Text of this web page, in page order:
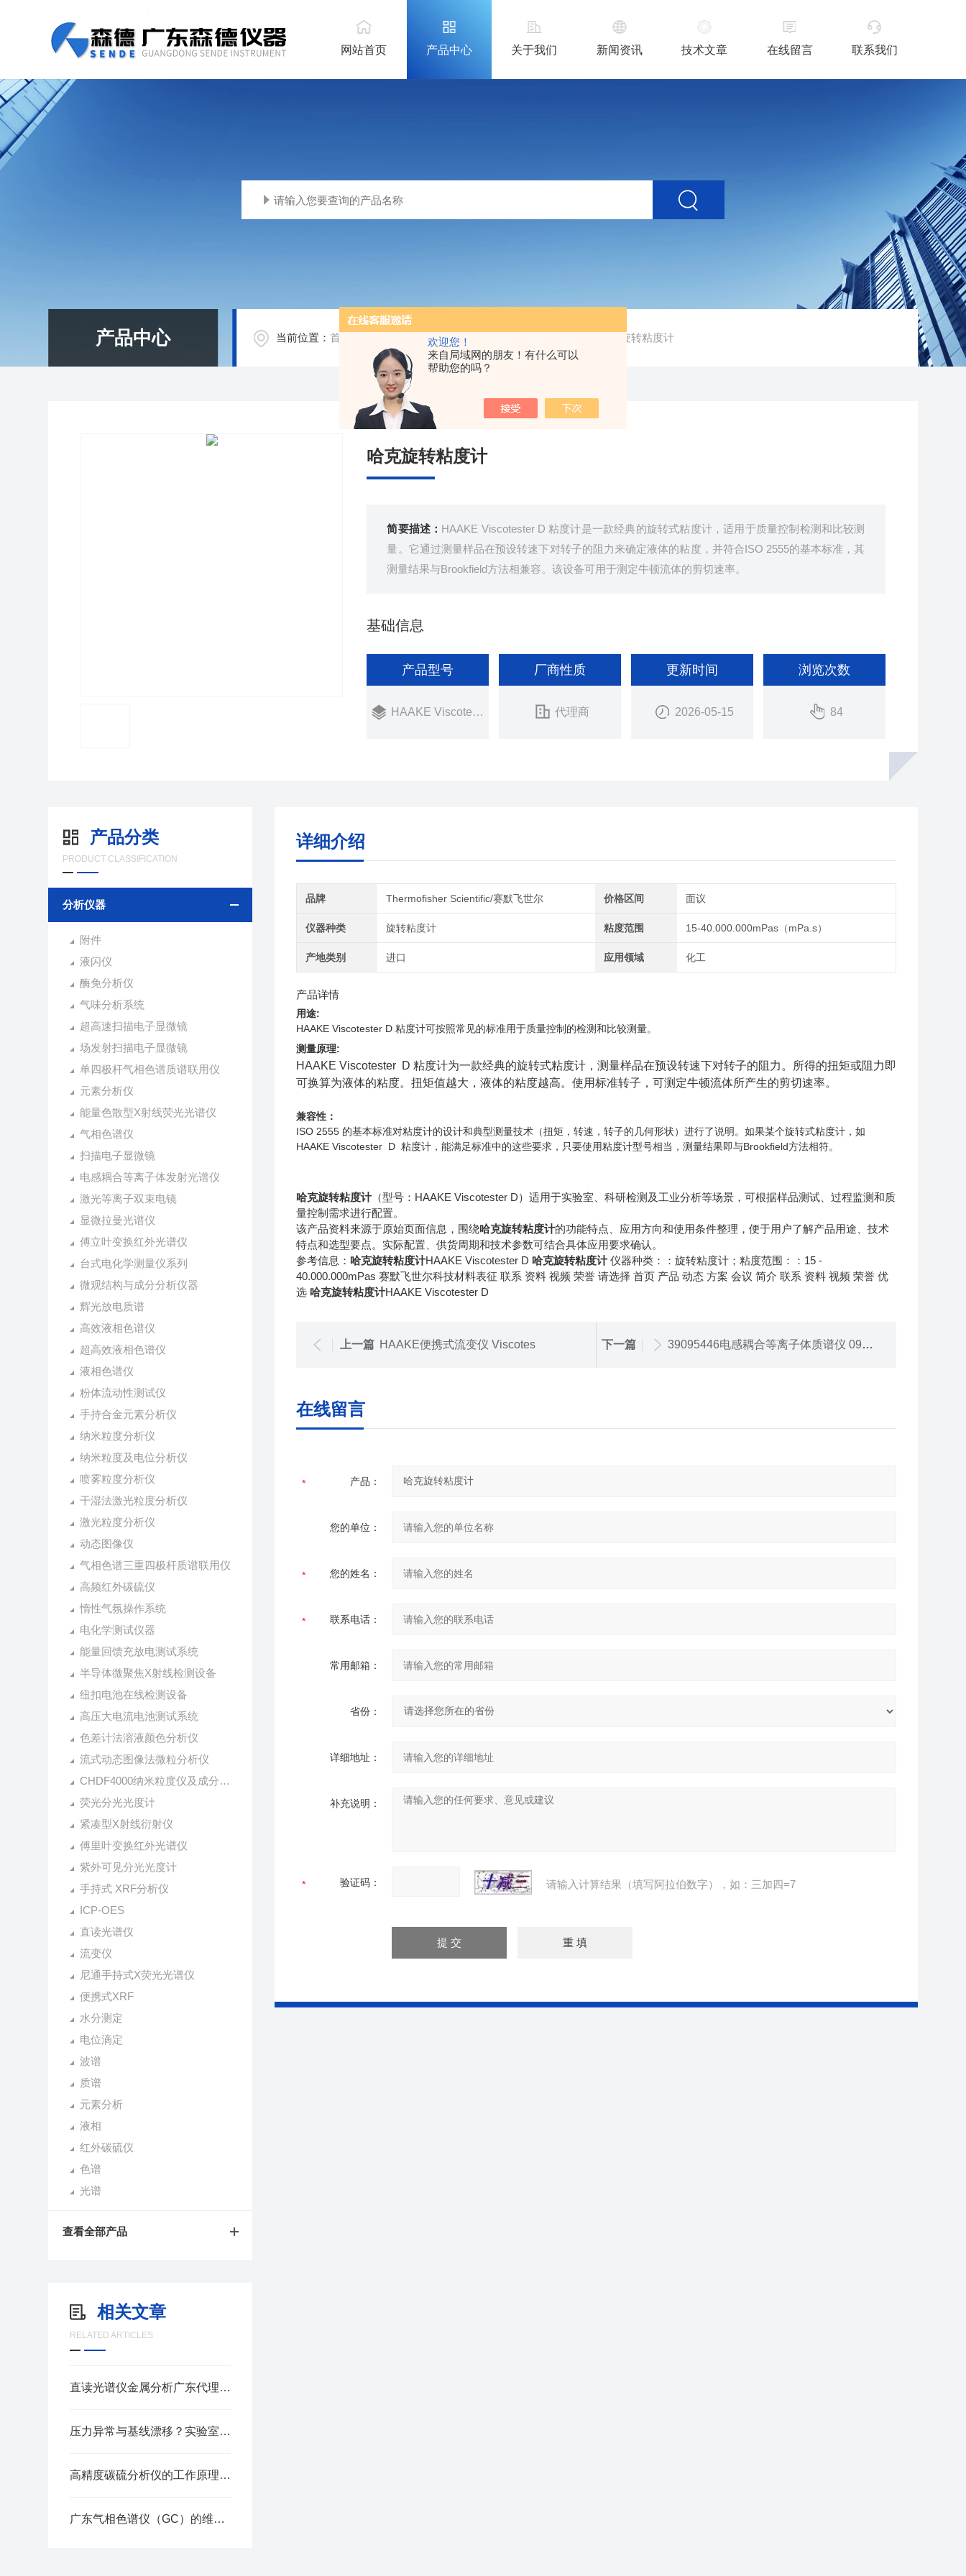
欢迎您！
来自局域网的朋友！有什么可以
帮助您的吗？
网站首页 产品中心 关于我们 新闻资讯 技术文章 在线留言 联系我们
产品中心 当前位置：首页 / /分析仪器 / HAAKE Viscotester D哈克旋转粘度计
哈克旋转粘度计
简要描述： HAAKE Viscotester D 粘度计是一款经典的旋转式粘度计，适用于质量控制检测和比较测
量。它通过测量样品在预设转速下对转子的阻力来确定液体的粘度，并符合ISO 2555的基本标准，其
测量结果与Brookfield方法相兼容。该设备可用于测定牛顿流体的剪切速率。
基础信息
产品型号
HAAKE Viscotester D
厂商性质
代理商
更新时间
2026-05-15
浏览次数
84
产品分类
PRODUCT CLASSIFICATION
分析仪器
附件
液闪仪
酶免分析仪
气味分析系统
超高速扫描电子显微镜
场发射扫描电子显微镜
单四极杆气相色谱质谱联用仪
元素分析仪
能量色散型X射线荧光光谱仪
气相色谱仪
扫描电子显微镜
电感耦合等离子体发射光谱仪
激光等离子双束电镜
显微拉曼光谱仪
傅立叶变换红外光谱仪
台式电化学测量仪系列
微观结构与成分分析仪器
辉光放电质谱
高效液相色谱仪
超高效液相色谱仪
液相色谱仪
粉体流动性测试仪
手持合金元素分析仪
纳米粒度分析仪
纳米粒度及电位分析仪
喷雾粒度分析仪
干湿法激光粒度分析仪
激光粒度分析仪
动态图像仪
气相色谱三重四极杆质谱联用仪
高频红外碳硫仪
惰性气氛操作系统
电化学测试仪器
能量回馈充放电测试系统
半导体微聚焦X射线检测设备
纽扣电池在线检测设备
高压大电流电池测试系统
色差计法溶液颜色分析仪
流式动态图像法微粒分析仪
CHDF4000纳米粒度仪及成分分析仪
荧光分光光度计
紧凑型X射线衍射仪
傅里叶变换红外光谱仪
紫外可见分光光度计
手持式 XRF分析仪
ICP-OES
直读光谱仪
流变仪
尼通手持式X荧光光谱仪
便携式XRF
水分测定
电位滴定
波谱
质谱
元素分析
液相
红外碳硫仪
色谱
光谱
查看全部产品
相关文章
RELATED ARTICLES
直读光谱仪金属分析广东代理，助力珠三角制造企业材料质控升级
压力异常与基线漂移？实验室液相色谱仪常见故障排查实战
高精度碳硫分析仪的工作原理有哪些关键点？
广东气相色谱仪（GC）的维护要点有哪些？
详细介绍
品牌 Thermofisher Scientific/赛默飞世尔 价格区间 面议
仪器种类 旋转粘度计 粘度范围 15-40.000.000mPas（mPa.s）
产地类别 进口 应用领域 化工
产品详情
用途:
HAAKE Viscotester D 粘度计可按照常见的标准用于质量控制的检测和比较测量。
测量原理:
HAAKE Viscotester D 粘度计为一款经典的旋转式粘度计，测量样品在预设转速下对转子的阻力。所得的扭矩或阻力即
可换算为液体的粘度。扭矩值越大，液体的粘度越高。使用标准转子，可测定牛顿流体所产生的剪切速率。
兼容性：
ISO 2555 的基本标准对粘度计的设计和典型测量技术（扭矩，转速，转子的几何形状）进行了说明。如果某个旋转式粘度计，如
HAAKE Viscotester D 粘度计，能满足标准中的这些要求，只要使用粘度计型号相当，测量结果即与Brookfield方法相符。
哈克旋转粘度计（型号：HAAKE Viscotester D）适用于实验室、科研检测及工业分析等场景，可根据样品测试、过程监测和质
量控制需求进行配置。
该产品资料来源于原始页面信息，围绕哈克旋转粘度计的功能特点、应用方向和使用条件整理，便于用户了解产品用途、技术
特点和选型要点。实际配置、供货周期和技术参数可结合具体应用要求确认。
参考信息： 哈克旋转粘度计HAAKE Viscotester D 哈克旋转粘度计仪器种类：：旋转粘度计；粘度范围：：15 -
40.000.000mPas 赛默飞世尔科技材料表征 联系 资料 视频 荣誉 请选择 首页 产品 动态 方案 会议 简介 联系 资料 视频 荣誉 优
选 哈克旋转粘度计HAAKE Viscotester D
上一篇 HAAKE便携式流变仪 Viscotes 下一篇 39095446电感耦合等离子体质谱仪 095446
在线留言
产品：
您的单位：
您的姓名：
联系电话：
常用邮箱：
省份：
详细地址：
补充说明：
验证码： 请输入计算结果（填写阿拉伯数字），如：三加四=7